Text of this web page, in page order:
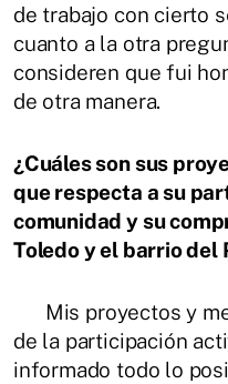
de trabajo con cierto
cuanto a la otra
consideren que fui
de otra manera.
¿Cuáles son sus
que respecta a su
comunidad y su
Toledo y el barrio del
Mis proyectos y
de la participación
informado todo lo